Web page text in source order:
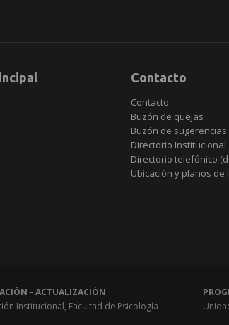
Contacto
Contacto
Buzón de quejas
Buzón de sugerencias
Directorio Institucional
Directorio telefónico
Ubicación y planos de
- ACTUALIZACIÓN
Institucional, Facultad de Psicología